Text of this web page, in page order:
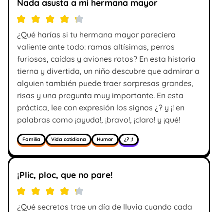
Nada asusta a mi hermana mayor
¿Qué harías si tu hermana mayor pareciera
valiente ante todo: ramas altísimas, perros
furiosos, caídas y aviones rotos? En esta historia
tierna y divertida, un niño descubre que admirar a
alguien también puede traer sorpresas grandes,
risas y una pregunta muy importante. En esta
práctica, lee con expresión los signos ¿? y ¡! en
palabras como ¡ayuda!, ¡bravo!, ¡claro! y ¡qué!
Familia Vida cotidiana Humor ¿? ¡!
¡Plic, ploc, que no pare!
¿Qué secretos trae un día de lluvia cuando cada